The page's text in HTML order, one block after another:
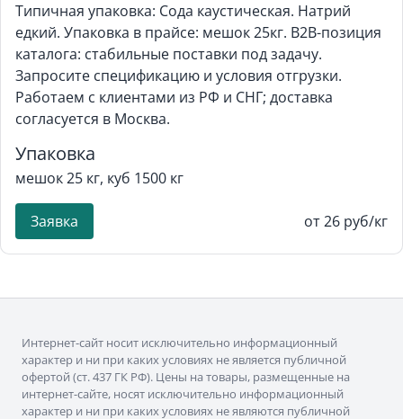
Типичная упаковка: Сода каустическая. Натрий
едкий. Упаковка в прайсе: мешок 25кг. B2B-позиция
каталога: стабильные поставки под задачу.
Запросите спецификацию и условия отгрузки.
Работаем с клиентами из РФ и СНГ; доставка
согласуется в Москва.
Упаковка
мешок 25 кг, куб 1500 кг
Заявка от 26 руб/кг
Интернет-сайт носит исключительно информационный
характер и ни при каких условиях не является публичной
офертой (ст. 437 ГК РФ). Цены на товары, размещенные на
интернет-сайте, носят исключительно информационный
характер и ни при каких условиях не являются публичной